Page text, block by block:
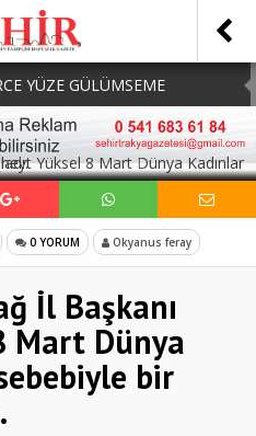
YÜZE GÜLÜMSEME
‘SOSYAL
HEMŞERİMİZİ YALNIZ
Yeni Dönem Başladı:
Yalnız Bırakmadı
GÖNÜLLERDE DAYANIŞMAYI
PAYLAŞ
0 YORUM Okyanus feray
İl Başkanı
Mart Dünya
bir